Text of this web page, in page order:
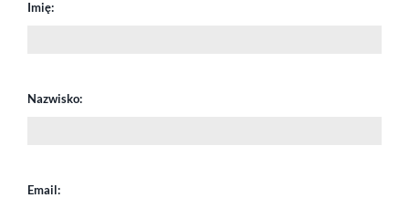
Imię:
Nazwisko:
Email: